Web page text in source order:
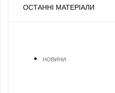
ОСТАННІ МАТЕРІАЛИ
НОВИНИ